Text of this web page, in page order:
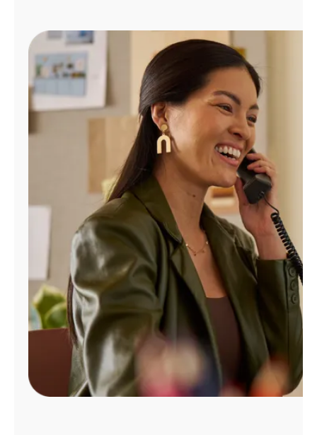
Administrar
cuenta
Encuentra
tienda